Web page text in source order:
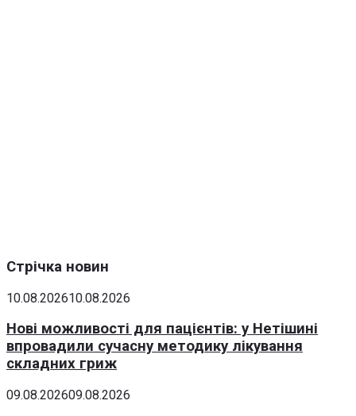
Стрічка новин
10.08.202610.08.2026
Нові можливості для пацієнтів: у Нетішині
впровадили сучасну методику лікування
складних гриж
09.08.202609.08.2026